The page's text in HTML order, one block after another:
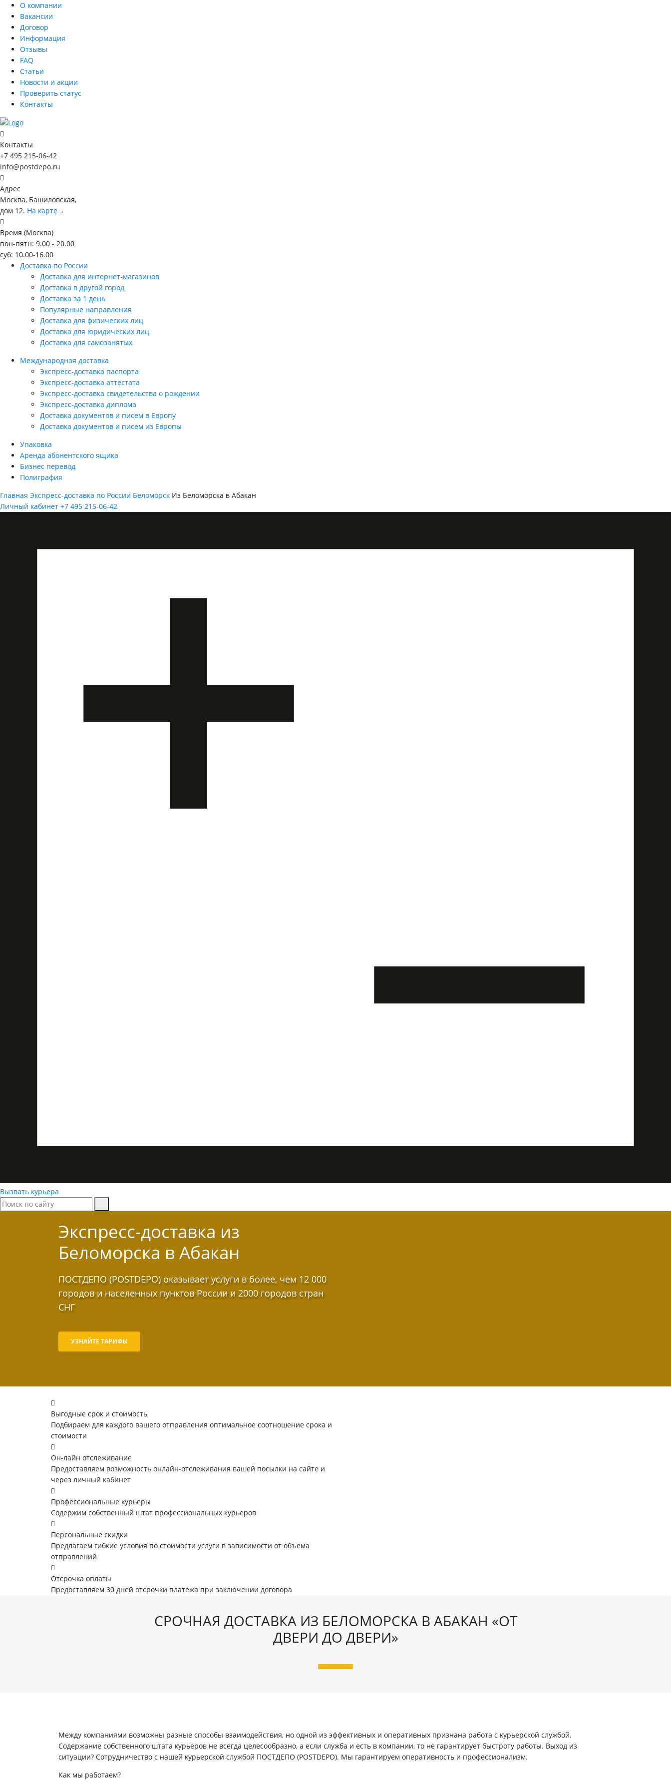
О компании
Вакансии
Договор
Информация
Отзывы
FAQ
Статьи
Новости и акции
Проверить статус
Контакты
Контакты
+7 495 215-06-42
info@postdepo.ru
Адрес
Москва, Башиловская,
дом 12. На карте→
Время (Москва)
пон-пятн: 9.00 - 20.00
суб: 10.00-16.00
Доставка по России
Доставка для интернет-магазинов
Доставка в другой город
Доставка за 1 день
Популярные направления
Доставка для физических лиц
Доставка для юридических лиц
Доставка для самозанятых
Международная доставка
Экспресс-доставка паспорта
Экспресс-доставка аттестата
Экспресс-доставка свидетельства о рождении
Экспресс-доставка диплома
Доставка документов и писем в Европу
Доставка документов и писем из Европы
Упаковка
Аренда абонентского ящика
Бизнес перевод
Полиграфия
Главная Экспресс-доставка по России Беломорск Из Беломорска в Абакан
Личный кабинет +7 495 215-06-42
Вызвать курьера
Экспресс-доставка из
Беломорска в Абакан
ПОСТДЕПО (POSTDEPO) оказывает услуги в более, чем 12 000
городов и населенных пунктов России и 2000 городов стран
СНГ
УЗНАЙТЕ ТАРИФЫ
Выгодные срок и стоимость
Подбираем для каждого вашего отправления оптимальное соотношение срока и
стоимости
Он-лайн отслеживание
Предоставляем возможность онлайн-отслеживания вашей посылки на сайте и
через личный кабинет
Профессиональные курьеры
Содержим собственный штат профессиональных курьеров
Персональные скидки
Предлагаем гибкие условия по стоимости услуги в зависимости от объема
отправлений
Отсрочка оплаты
Предоставляем 30 дней отсрочки платежа при заключении договора
СРОЧНАЯ ДОСТАВКА ИЗ БЕЛОМОРСКА В АБАКАН «ОТ
ДВЕРИ ДО ДВЕРИ»
Между компаниями возможны разные способы взаимодействия, но одной из эффективных и оперативных признана работа с курьерской службой.
Содержание собственного штата курьеров не всегда целесообразно, а если служба и есть в компании, то не гарантирует быстроту работы. Выход из
ситуации? Сотрудничество с нашей курьерской службой ПОСТДЕПО (POSTDEPO). Мы гарантируем оперативность и профессионализм.
Как мы работаем?